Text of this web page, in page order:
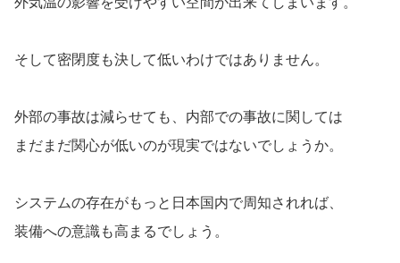
そして密閉度も決して低いわけではありません。
外部の事故は減らせても、内部での事故に関しては
まだまだ関心が低いのが現実ではないでしょうか。
システムの存在がもっと日本国内で周知されれば、
装備への意識も高まるでしょう。